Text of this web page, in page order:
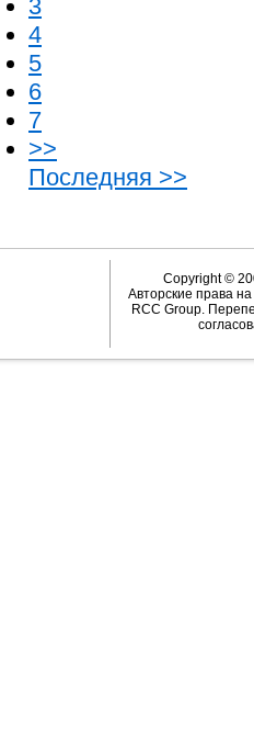
3
4
5
6
7
>>
Последняя >>
Copyright ©
Авторские права
RCC Group.